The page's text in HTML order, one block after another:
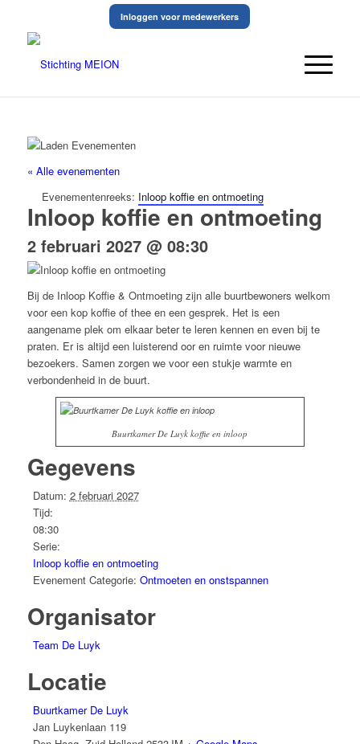
Inloggen voor medewerkers
« Alle evenementen
Evenementenreeks: Inloop koffie en ontmoeting
Inloop koffie en ontmoeting
2 februari 2027 @ 08:30
Bij de Inloop Koffie & Ontmoeting zijn alle buurtbewoners welkom
voor een kop koffie of thee en een gesprek. Het is een
aangename plek om elkaar beter te leren kennen en even bij te
praten. Er is altijd een luisterend oor en ruimte voor nieuwe
bezoekers. Samen zorgen we voor een stukje warmte en
verbondenheid in de buurt.
Buurtkamer De Luyk koffie en inloop
Gegevens
Datum: 2 februari 2027
Tijd:
08:30
Serie:
Inloop koffie en ontmoeting
Evenement Categorie: Ontmoeten en onstspannen
Organisator
Team De Luyk
Locatie
Buurtkamer De Luyk
Jan Luykenlaan 119